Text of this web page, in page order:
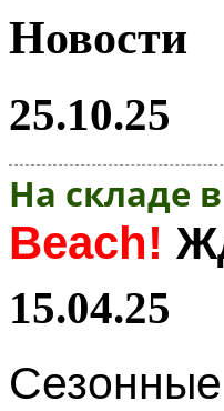
Новости
25.10.25
На складе
Beach!
15.04.25